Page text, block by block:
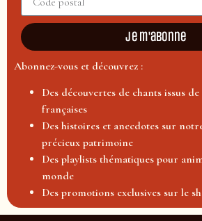
Je m'abonne
Abonnez-vous et découvrez :
Des découvertes de chants issus
françaises
Des histoires et anecdotes sur
précieux patrimoine
Des playlists thématiques pour
monde
Des promotions exclusives sur le